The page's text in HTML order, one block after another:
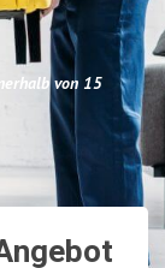
von 15